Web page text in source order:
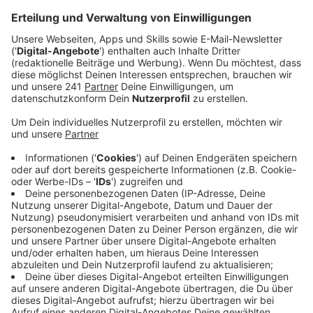
Anzeige
Tatsächlich treffen sich im Adler etliche
Karnevalsgesellschaften, allen voran das Beueler
Stadtsoldatencorps. Und wenn im Beueler
Brückenforum die Sitzungen enden, dann zieht die
Karnevalsgesellschaft regelmäßig in den Adler weiter.
Dabei ist die Gaststätte Adler – so der vollständige
Name – im engeren Sinne die typische Eckkneipe im
Veedel. Aber der Adler ist in Beuel eine echte
Institution und nicht nur zu Karneval trifft sich hier der
Stadtteil zu einem Kölsch.
Anzeige